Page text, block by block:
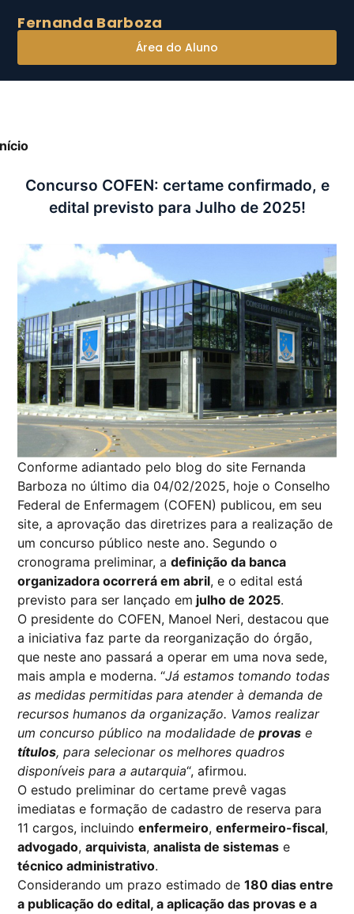
Fernanda Barboza
Área do Aluno
Concurso COFEN: certame confirmado, e
edital previsto para Julho de 2025!
Conforme adiantado pelo blog do site Fernanda
Barboza no último dia 04/02/2025, hoje o Conselho
Federal de Enfermagem (COFEN) publicou, em seu
site, a aprovação das diretrizes para a realização de
um concurso público neste ano. Segundo o
cronograma preliminar, adefinição da banca
organizadora ocorrerá em abril, e o edital está
previsto para ser lançado em julho de 2025.
O presidente do COFEN, Manoel Neri, destacou que
a iniciativa faz parte da reorganização do órgão,
que neste ano passará a operar em uma nova sede,
mais ampla e moderna. “Já estamos tomando todas
as medidas permitidas para atender à demanda de
recursos humanos da organização. Vamos realizar
um concurso público na modalidade deprovas e
títulos, para selecionar os melhores quadros
disponíveis para a autarquia“, afirmou.
O estudo preliminar do certame prevê vagas
imediatas e formação de cadastro de reserva para
11 cargos, incluindoenfermeiro,enfermeiro-fiscal,
advogado,arquivista,analista de sistemas e
técnico administrativo.
Considerando um prazo estimado de180 dias entre
a publicação do edital, a aplicação das provas e a